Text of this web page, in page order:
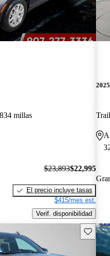
millas
$23,893$22,995
El precio incluye tasas
$415/mes est.
Verif. disponibilidad
Guarda